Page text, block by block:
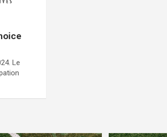
Le